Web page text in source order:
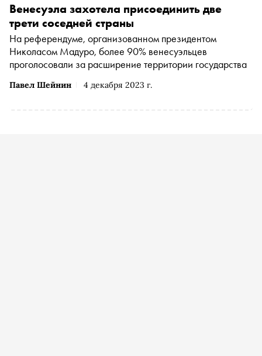
Павел Шейнин 4 декабря 2023 г.
Венесуэла захотела присоединить две
трети соседней страны
На референдуме, организованном президентом
Николасом Мадуро, более 90% венесуэльцев
проголосовали за расширение территории государства